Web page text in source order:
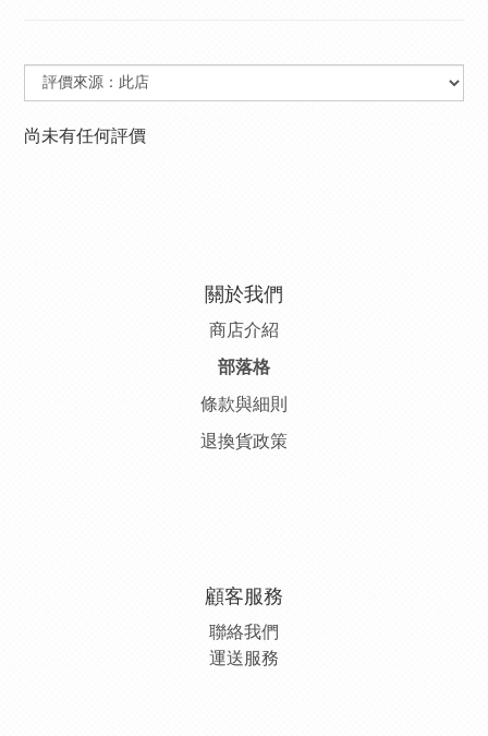
尚未有任何評價
關於我們
商店介紹
部落格
條款與細則
退換貨政策
顧客服務
聯絡我們
運送服務